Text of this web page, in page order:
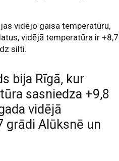
vidējo gaisa temperatūru,
vidējā temperatūra ir +8,7
silti.
bija Rīgā, kur
sasniedza +9,8
vidējā
grādi Alūksnē un